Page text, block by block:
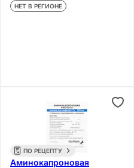
НЕТ В РЕГИОНЕ
ПО РЕЦЕПТУ
Аминокапроновая